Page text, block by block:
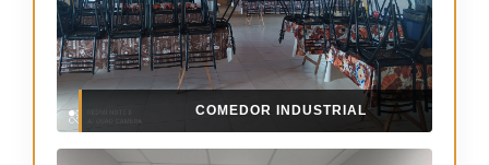
COMEDOR INDUSTRIAL